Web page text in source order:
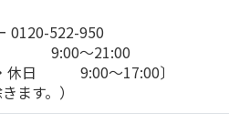
0120-522-950
9:00～21:00
9:00～17:00〕
ます。）